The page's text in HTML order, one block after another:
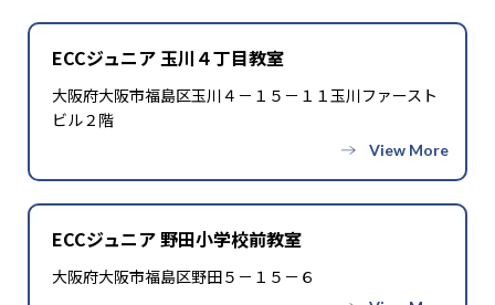
ECCジュニア 玉川４丁目教室
大阪府大阪市福島区玉川４－１５－１１玉川ファースト
ビル２階
ECCジュニア 野田小学校前教室
大阪府大阪市福島区野田５－１５－６